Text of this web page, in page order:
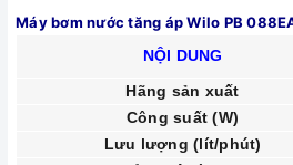
Máy bơm nước tăng áp Wilo PB
NỘI DUNG
Hãng sản xuất
Công suất (W)
Lưu lượng (lít/phút)